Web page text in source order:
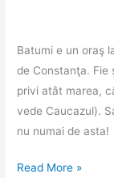
Batumi e un oraş
de Constanţa. Fie
privi atât marea,
vede Caucazul).
nu numai de asta!
Batumi
Read More »